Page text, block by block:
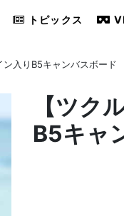
トピックス
ン入りB5キャンバスボード
【ツク
B5キャ